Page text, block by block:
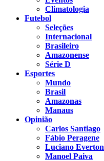
Climatologia
Futebol
Seleções
Internacional
Brasileiro
Amazonense
Série D
Esportes
Mundo
Brasil
Amazonas
Manaus
Opinião
Carlos Santiago
Fábio Peragene
Luciano Everton
Manoel Paiva